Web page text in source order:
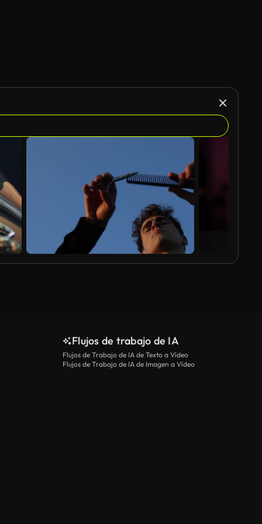
Flujos de trabajo de IA
Flujos de Trabajo de IA de Texto a Vídeo
Flujos de Trabajo de IA de Imagen a Vídeo